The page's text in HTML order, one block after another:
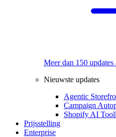
Meer dan 150
Nieuwste updates
Agentic
Campaign
Shopify AI
Prijsstelling
Enterprise